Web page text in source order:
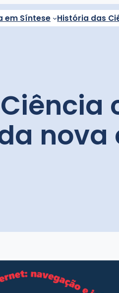
em Síntese História das